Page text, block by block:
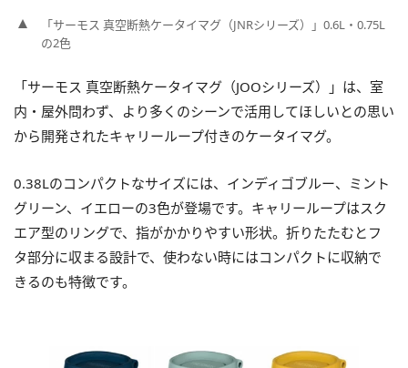
「サーモス 真空断熱ケータイマグ（JNRシリーズ）」0.6L・0.75L
の2色
「サーモス 真空断熱ケータイマグ（JOOシリーズ）」は、室
内・屋外問わず、より多くのシーンで活用してほしいとの思い
から開発されたキャリーループ付きのケータイマグ。
0.38Lのコンパクトなサイズには、インディゴブルー、ミント
グリーン、イエローの3色が登場です。キャリーループはスク
エア型のリングで、指がかかりやすい形状。折りたたむとフ
タ部分に収まる設計で、使わない時にはコンパクトに収納で
きるのも特徴です。